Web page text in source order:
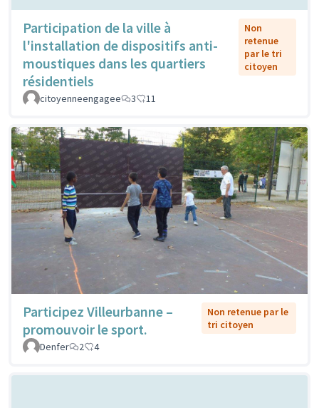
Participation de la ville à
l'installation de dispositifs anti-
moustiques dans les quartiers
résidentiels
Non
retenue
par le tri
citoyen
citoyenneengagee 3 11
Participez Villeurbanne –
promouvoir le sport.
Non retenue par le
tri citoyen
Denfer
2 4